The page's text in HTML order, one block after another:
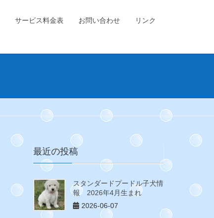
サービス料金表 お問い合わせ リンク
最近の投稿
スタンダードプードル子犬情
報 2026年4月生まれ
2026-06-07